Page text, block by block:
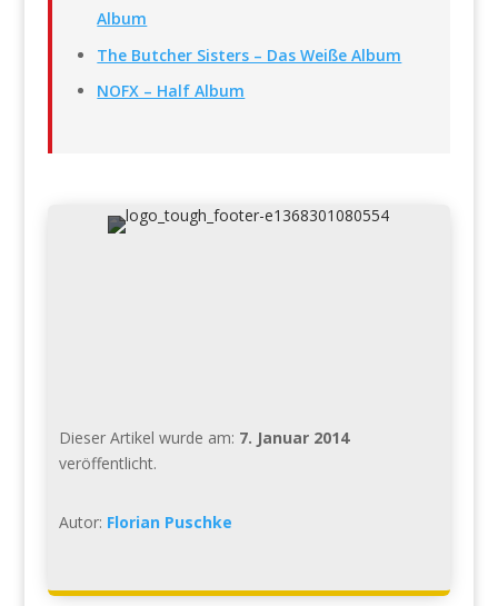
Album
The Butcher Sisters – Das Weiße Album
NOFX – Half Album
Dieser Artikel wurde am: 7. Januar 2014
veröffentlicht.
Autor: Florian Puschke